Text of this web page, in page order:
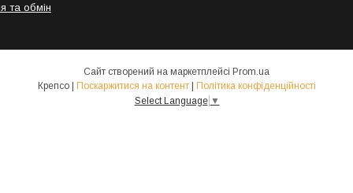
та обмін
Сайт створений на маркетплейсі Prom.ua
Крепсо | Поскаржитися на контент | Політика конфіденційності
Select Language ▼